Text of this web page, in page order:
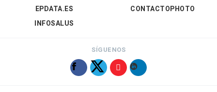
EPDATA.ES
INFOSALUS
CONTACTOPHOTO
SÍGUENOS